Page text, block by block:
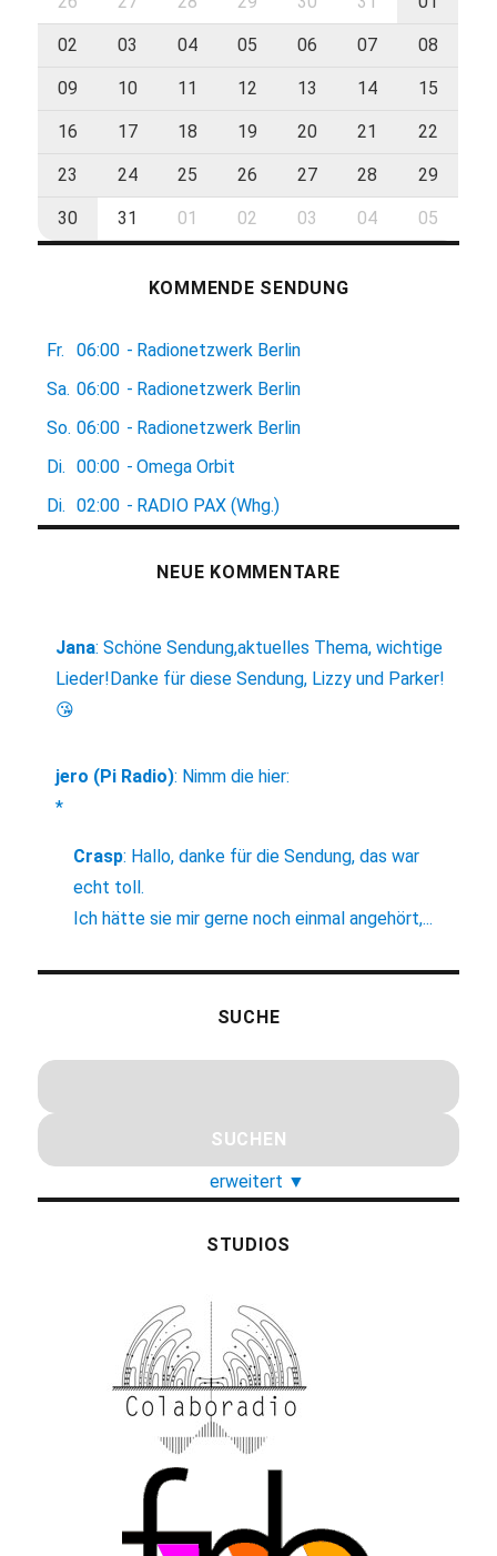
02 03 04 05 06 07 08
09 10 11 12 13 14 15
16 17 18 19 20 21 22
23 24 25 26 27 28 29
30 31 01 02 03 04 05
KOMMENDE SENDUNG
Fr. 06:00 - Radionetzwerk Berlin
Sa. 06:00 - Radionetzwerk Berlin
So. 06:00 - Radionetzwerk Berlin
Di.
00:00 - Omega Orbit
Di.
02:00 - RADIO PAX (Whg.)
NEUE KOMMENTARE
Jana:Schöne Sendung,aktuelles Thema, wichtige
Lieder!Danke für diese Sendung, Lizzy und Parker!
😘
jero (Pi Radio): Nimm die hier:
*
Crasp: Hallo, danke für die Sendung, das war
echt toll.
Ich hätte sie mir gerne noch einmal angehört,...
SUCHE
erweitert ▼
STUDIOS